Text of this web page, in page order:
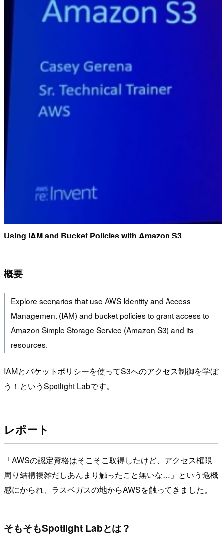
Using IAM and Bucket Policies with Amazon S3
概要
Explore scenarios that use AWS Identity and Access
Management (IAM) and bucket policies to grant access to
Amazon Simple Storage Service (Amazon S3) and its
resources.
IAMとバケットポリシーを使ってS3へのアクセス制御を学ぼ
う！というSpotlight Labです。
レポート
「AWSの認定資格はそこそこ取得したけど、アクセス権限
周り結構複雑だしあんまり触ったこと無いな…」という危機
感にかられ、ラスベガスの地からAWSを触ってきました。
そもそもSpotlight Labとは？